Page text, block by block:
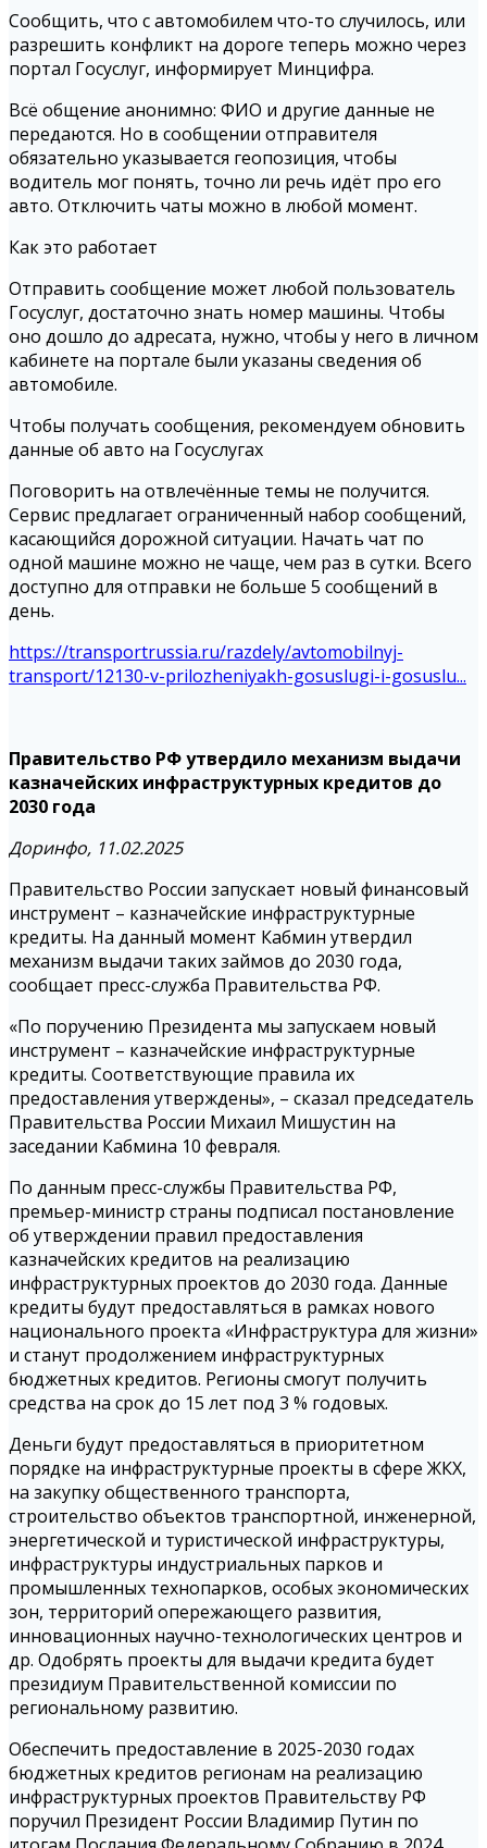
Сообщить, что с автомобилем что-то случилось, или
разрешить конфликт на дороге теперь можно через
портал Госуслуг, информирует Минцифра.
Всё общение анонимно: ФИО и другие данные не
передаются. Но в сообщении отправителя
обязательно указывается геопозиция, чтобы
водитель мог понять, точно ли речь идёт про его
авто. Отключить чаты можно в любой момент.
Как это работает
Отправить сообщение может любой пользователь
Госуслуг, достаточно знать номер машины. Чтобы
оно дошло до адресата, нужно, чтобы у него в личном
кабинете на портале были указаны сведения об
автомобиле.
Чтобы получать сообщения, рекомендуем обновить
данные об авто на Госуслугах
Поговорить на отвлечённые темы не получится.
Сервис предлагает ограниченный набор сообщений,
касающийся дорожной ситуации. Начать чат по
одной машине можно не чаще, чем раз в сутки. Всего
доступно для отправки не больше 5 сообщений в
день.
https://transportrussia.ru/razdely/avtomobilnyj-
transport/12130-v-prilozheniyakh-gosuslugi-i-gosuslu...
Правительство РФ утвердило механизм выдачи
казначейских инфраструктурных кредитов до
2030 года
Доринфо, 11.02.2025
Правительство России запускает новый финансовый
инструмент – казначейские инфраструктурные
кредиты. На данный момент Кабмин утвердил
механизм выдачи таких займов до 2030 года,
сообщает пресс-служба Правительства РФ.
«По поручению Президента мы запускаем новый
инструмент – казначейские инфраструктурные
кредиты. Соответствующие правила их
предоставления утверждены», – сказал председатель
Правительства России Михаил Мишустин на
заседании Кабмина 10 февраля.
По данным пресс-службы Правительства РФ,
премьер-министр страны подписал постановление
об утверждении правил предоставления
казначейских кредитов на реализацию
инфраструктурных проектов до 2030 года. Данные
кредиты будут предоставляться в рамках нового
национального проекта «Инфраструктура для жизни»
и станут продолжением инфраструктурных
бюджетных кредитов. Регионы смогут получить
средства на срок до 15 лет под 3 % годовых.
Деньги будут предоставляться в приоритетном
порядке на инфраструктурные проекты в сфере ЖКХ,
на закупку общественного транспорта,
строительство объектов транспортной, инженерной,
энергетической и туристической инфраструктуры,
инфраструктуры индустриальных парков и
промышленных технопарков, особых экономических
зон, территорий опережающего развития,
инновационных научно-технологических центров и
др. Одобрять проекты для выдачи кредита будет
президиум Правительственной комиссии по
региональному развитию.
Обеспечить предоставление в 2025-2030 годах
бюджетных кредитов регионам на реализацию
инфраструктурных проектов Правительству РФ
поручил Президент России Владимир Путин по